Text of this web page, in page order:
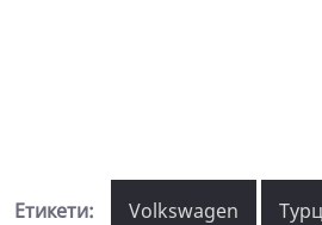
Етикети: Volkswagen